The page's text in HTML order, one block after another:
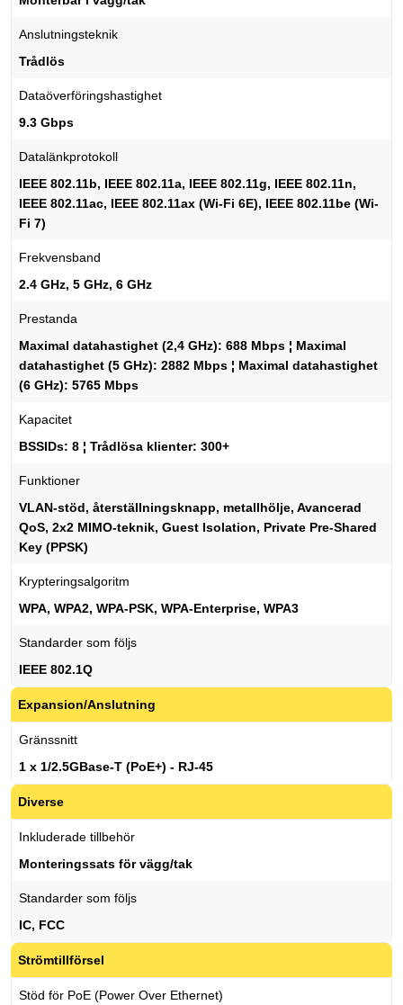
Anslutningsteknik
Trådlös
Dataöverföringshastighet
9.3 Gbps
Datalänkprotokoll
IEEE 802.11b, IEEE 802.11a, IEEE 802.11g, IEEE 802.11n,
IEEE 802.11ac, IEEE 802.11ax (Wi-Fi 6E), IEEE 802.11be (Wi-
Fi 7)
Frekvensband
2.4 GHz, 5 GHz, 6 GHz
Prestanda
Maximal datahastighet (2,4 GHz): 688 Mbps ¦ Maximal
datahastighet (5 GHz): 2882 Mbps ¦ Maximal datahastighet
(6 GHz): 5765 Mbps
Kapacitet
BSSIDs: 8 ¦ Trådlösa klienter: 300+
Funktioner
VLAN-stöd, återställningsknapp, metallhölje, Avancerad
QoS, 2x2 MIMO-teknik, Guest Isolation, Private Pre-Shared
Key (PPSK)
Krypteringsalgoritm
WPA, WPA2, WPA-PSK, WPA-Enterprise, WPA3
Standarder som följs
IEEE 802.1Q
Expansion/Anslutning
Gränssnitt
1 x 1/2.5GBase-T (PoE+) - RJ-45
Diverse
Inkluderade tillbehör
Monteringssats för vägg/tak
Standarder som följs
IC, FCC
Strömtillförsel
Stöd för PoE (Power Over Ethernet)